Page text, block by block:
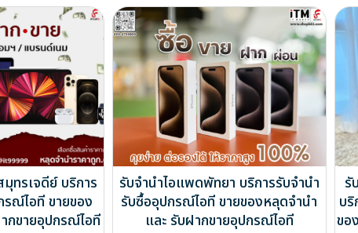
ทรเจดีย์ บริการ
ณ์ไอที ขายของ
กขายอุปกรณ์ไอที
รับจำนำไอแพดพัทยา บริการรับจำนำ
รับซื้ออุปกรณ์ไอที ขายของหลุดจำนำ
และ รับฝากขายอุปกรณ์ไอที
รั
บ
ขอ